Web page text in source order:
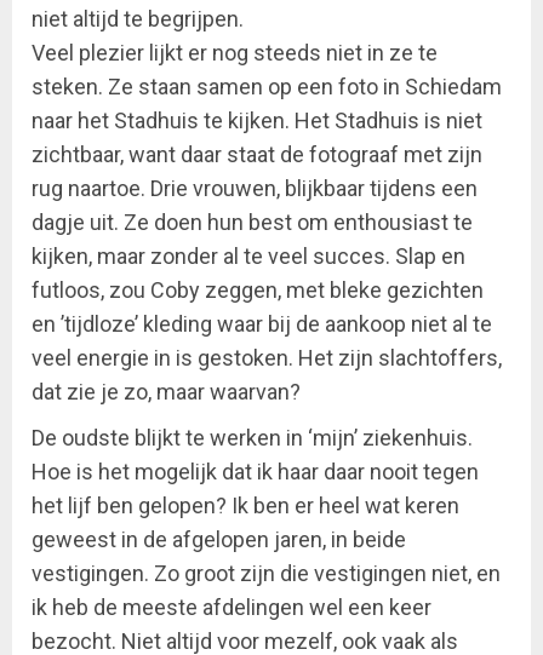
niet altijd te begrijpen.
Veel plezier lijkt er nog steeds niet in ze te
steken. Ze staan samen op een foto in Schiedam
naar het Stadhuis te kijken. Het Stadhuis is niet
zichtbaar, want daar staat de fotograaf met zijn
rug naartoe. Drie vrouwen, blijkbaar tijdens een
dagje uit. Ze doen hun best om enthousiast te
kijken, maar zonder al te veel succes. Slap en
futloos, zou Coby zeggen, met bleke gezichten
en ’tijdloze’ kleding waar bij de aankoop niet al te
veel energie in is gestoken. Het zijn slachtoffers,
dat zie je zo, maar waarvan?
De oudste blijkt te werken in ‘mijn’ ziekenhuis.
Hoe is het mogelijk dat ik haar daar nooit tegen
het lijf ben gelopen? Ik ben er heel wat keren
geweest in de afgelopen jaren, in beide
vestigingen. Zo groot zijn die vestigingen niet, en
ik heb de meeste afdelingen wel een keer
bezocht. Niet altijd voor mezelf, ook vaak als